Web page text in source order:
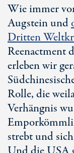
Wie immer
Augstein und
Dritten
Reenactment
erleben wir
Rolle, die
Verhängnis
strebt und